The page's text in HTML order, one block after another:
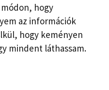
hogy
az információk
hogy keményen
mindent láthassam.